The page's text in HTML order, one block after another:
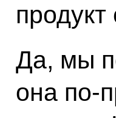
Да, мы
она по-